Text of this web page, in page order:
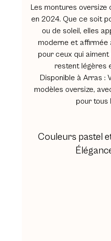
Les montures
en 2024. Que ce soit
ou de soleil, elles
moderne et affirmée
pour ceux qui
restent légères
Disponible à Arras :
modèles oversize,
pour tous
Couleurs pastel